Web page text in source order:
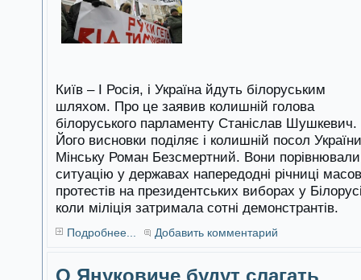
Київ – І Росія, і Україна йдуть білоруським
шляхом. Про це заявив колишній голова
білоруського парламенту Станіслав Шушкевич.
Його висновки поділяє і колишній посол
Мінську Роман Безсмертний. Вони порівнювали
ситуацію у державах напередодні річниці
протестів на президентських виборах у
коли міліція затримала сотні демонстрантів.
Подробнее... Добавить комментарий
О Януковиче будут слагать